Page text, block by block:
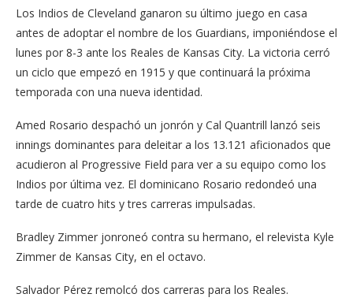
Los Indios de Cleveland ganaron su último juego en casa
antes de adoptar el nombre de los Guardians, imponiéndose el
lunes por 8-3 ante los Reales de Kansas City. La victoria cerró
un ciclo que empezó en 1915 y que continuará la próxima
temporada con una nueva identidad.
Amed Rosario despachó un jonrón y Cal Quantrill lanzó seis
innings dominantes para deleitar a los 13.121 aficionados que
acudieron al Progressive Field para ver a su equipo como los
Indios por última vez. El dominicano Rosario redondeó una
tarde de cuatro hits y tres carreras impulsadas.
Bradley Zimmer jonroneó contra su hermano, el relevista Kyle
Zimmer de Kansas City, en el octavo.
Salvador Pérez remolcó dos carreras para los Reales.